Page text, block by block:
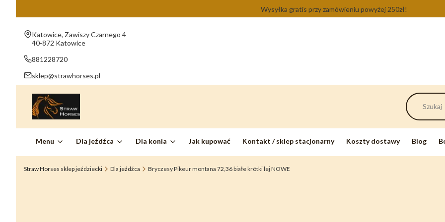
Wysyłka gratis przy zamówieniu powyżej 250zł!
Adres:
Katowice, Zawiszy Czarnego 4
40-872 Katowice
881228720
sklep@strawhorses.pl
Menu Dla jeźdźca Dla konia Jak kupować Kontakt / sklep stacjonarny Koszty dostawy Blog
Straw Horses sklep jeździecki Dla jeźdźca Bryczesy Pikeur montana 72,36 białe krótki lej NOWE